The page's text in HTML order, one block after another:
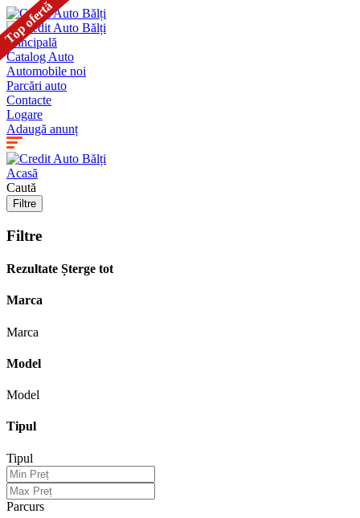
Principală
Catalog Auto
Automobile noi
Parcări auto
Contacte
Logare
Adaugă anunț
Acasă
Caută
Filtre
Filtre
Rezultate Șterge tot
Marca
Marca
Model
Model
Tipul
Tipul
Parcurs
Top ofertă